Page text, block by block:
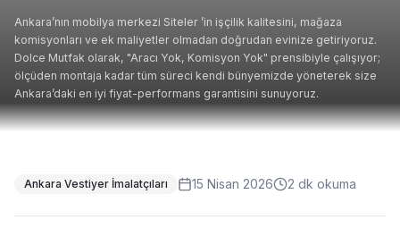
Ankara’nın mobilya merkezi Siteler ’in işçilik kalitesini, mağaza
komisyonları ve ek maliyetler olmadan doğrudan evinize getiriyoruz.
Dolce Mutfak olarak, "Aracı Yok, Komisyon Yok" prensibiyle çalışıyor;
ölçüden montaja kadar tüm süreci kendi bünyemizde yöneterek size
Ankara’daki en iyi fiyat-performans garantisini sunuyoruz.
Ankara Vestiyer İmalatçıları 15 Nisan 2026 2 dk okuma